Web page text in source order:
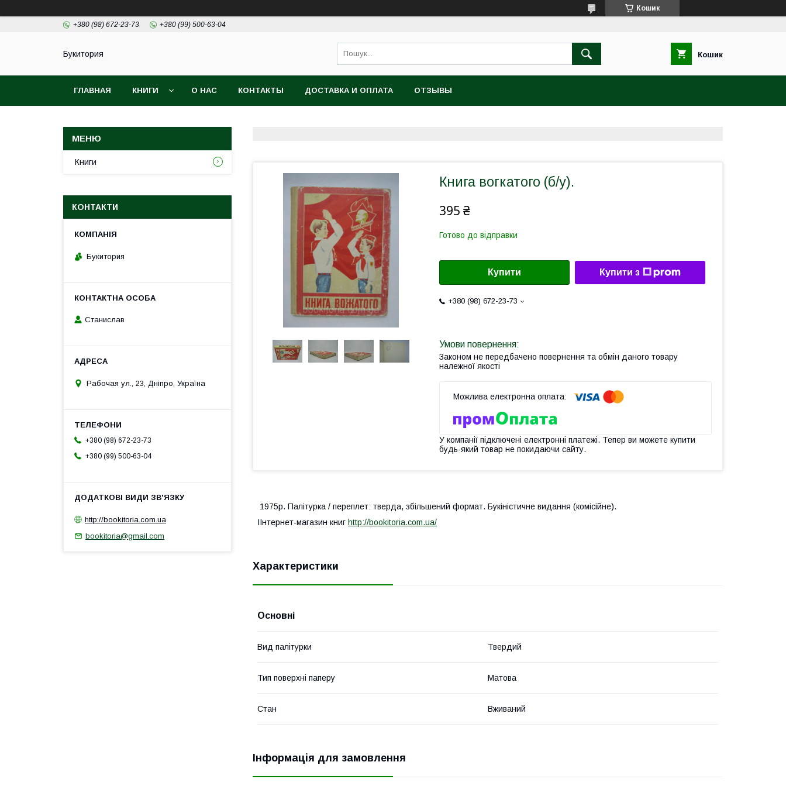
Кошик
+380 (98) 672-23-73 +380 (99) 500-63-04
Букитория Кошик
ГЛАВНАЯ КНИГИ О НАС КОНТАКТЫ ДОСТАВКА И ОПЛАТА ОТЗЫВЫ
Книга вогкатого (б/у).
395 ₴
Готово до відправки
Купити Купити з
+380 (98) 672-23-73
Законом не передбачено повернення та обмін даного товару
належної якості
У компанії підключені електронні платежі. Тепер ви можете купити
будь-який товар не покидаючи сайту.
1975р. Палiтурка / переплет: тверда, збільшений формат. Букіністичне видання (комісійне).
ІІнтернет-магазин книг http://bookitoria.com.ua/
Характеристики
Основні
Вид палітурки Твердий
Тип поверхні паперу Матова
Стан Вживаний
Інформація для замовлення
Книги
КОНТАКТИ
Букитория
Станислав
Рабочая ул., 23, Дніпро, Україна
+380 (98) 672-23-73
+380 (99) 500-63-04
http://bookitoria.com.ua
bookitoria@gmail.com